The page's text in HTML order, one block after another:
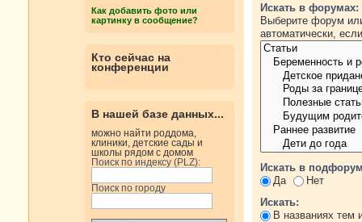
Как добавить фото или
картинку в сообщение?
Кто сейчас на
конференции
В нашей базе данных...
можно найти роддома,
клиники, детские сады и
школы рядом с домом
Поиск по индексу (PLZ):
Поиск по городу
Искать в форумах:
Выберите форум
автоматически,
Искать в
Да
Нет
Искать:
В названиях тем